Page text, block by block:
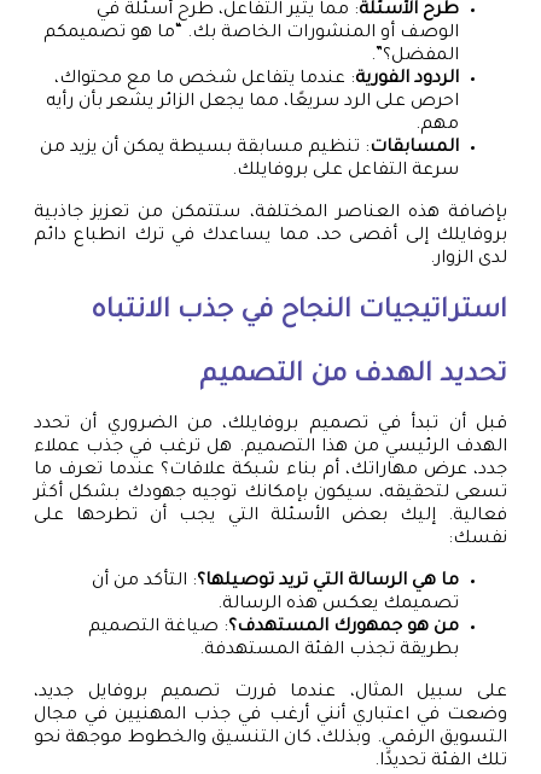
طرح الأسئلة: مما يثير التفاعل، طرح أسئلة في
الوصف أو المنشورات الخاصة بك. “ما هو تصميمكم
المفضل؟”.
الردود الفورية: عندما يتفاعل شخص ما مع محتواك،
احرص على الرد سريعًا، مما يجعل الزائر يشعر بأن رأيه
مهم.
المسابقات: تنظيم مسابقة بسيطة يمكن أن يزيد من
سرعة التفاعل على بروفايلك.
بإضافة هذه العناصر المختلفة، ستتمكن من تعزيز جاذبية
بروفايلك إلى أقصى حد، مما يساعدك في ترك انطباع دائم
لدى الزوار.
استراتيجيات النجاح في جذب الانتباه
تحديد الهدف من التصميم
قبل أن تبدأ في تصميم بروفايلك، من الضروري أن تحدد
الهدف الرئيسي من هذا التصميم. هل ترغب في جذب عملاء
جدد، عرض مهاراتك، أم بناء شبكة علاقات؟ عندما تعرف ما
تسعى لتحقيقه، سيكون بإمكانك توجيه جهودك بشكل أكثر
فعالية. إليك بعض الأسئلة التي يجب أن تطرحها على
نفسك:
ما هي الرسالة التي تريد توصيلها؟: التأكد من أن
تصميمك يعكس هذه الرسالة.
من هو جمهورك المستهدف؟: صياغة التصميم
بطريقة تجذب الفئة المستهدفة.
على سبيل المثال، عندما قررت تصميم بروفايل جديد،
وضعت في اعتباري أنني أرغب في جذب المهنيين في مجال
التسويق الرقمي. وبذلك، كان التنسيق والخطوط موجهة نحو
تلك الفئة تحديدًا.